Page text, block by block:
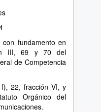
fundamento en
III, 69 y 70 del
de Competencia
22, fracción VI, y
Orgánico del